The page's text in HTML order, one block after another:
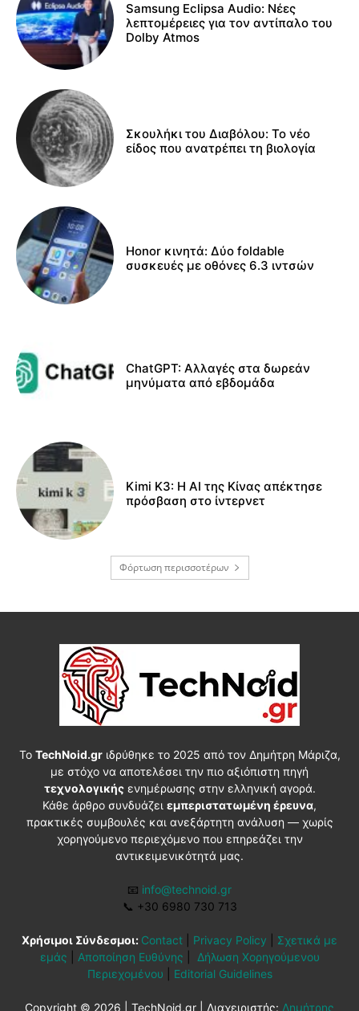
Samsung Eclipsa Audio: Νέες
λεπτομέρειες για τον αντίπαλο του
Dolby Atmos
Σκουλήκι του Διαβόλου: Το νέο
είδος που ανατρέπει τη βιολογία
Honor κινητά: Δύο foldable
συσκευές με οθόνες 6.3 ιντσών
ChatGPT: Αλλαγές στα δωρεάν
μηνύματα από εβδομάδα
Kimi K3: Η AI της Κίνας απέκτησε
πρόσβαση στο ίντερνετ
Φόρτωση περισσοτέρων
Το TechNoid.grιδρύθηκε το 2025 από τον Δημήτρη Μάριζα,
με στόχο να αποτελέσει την πιο αξιόπιστη πηγή
τεχνολογικήςενημέρωσης στην ελληνική αγορά.
Κάθε άρθρο συνδυάζει εμπεριστατωμένη έρευνα,
πρακτικές συμβουλές και ανεξάρτητη ανάλυση — χωρίς
χορηγούμενο περιεχόμενο που επηρεάζει την
αντικειμενικότητά μας.
📧 info@technoid.gr
📞 +30 6980 730 713
Χρήσιμοι Σύνδεσμοι: Contact Privacy Policy
Σχετικά με
εμάς
Αποποίηση Ευθύνης
Δήλωση Χορηγούμενου
Περιεχομένου
Editorial Guidelines
Copyright © 2026 | TechNoid.gr | Διαχειριστής: Δημήτρης